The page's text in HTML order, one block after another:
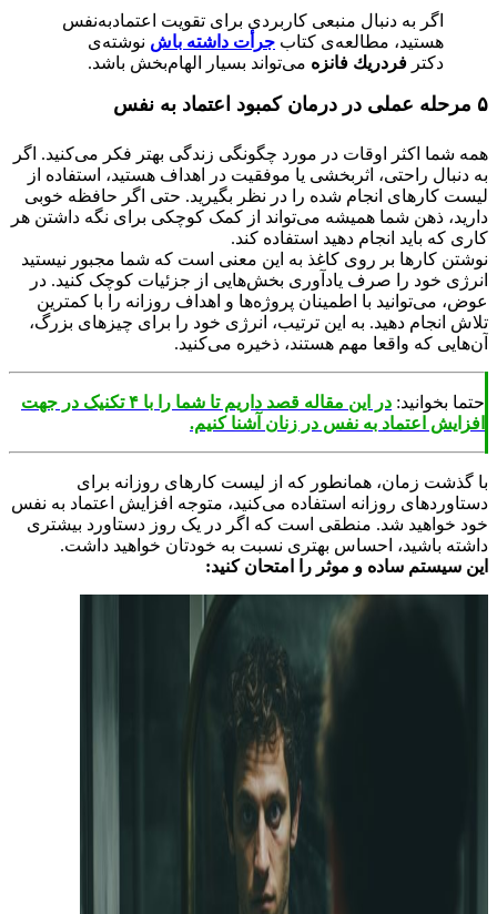
اگر به دنبال منبعی کاربردی برای تقویت اعتمادبه‌نفس
هستید، مطالعه‌ی کتاب جرأت داشته باش نوشته‌ی
دكترفردريك فانزهمی‌تواند بسیار الهام‌بخش باشد.
شما اکثر اوقات در مورد چگونگی زندگی بهتر فکر می‌کنید. اگر
راحتی، اثربخشی یا موفقیت در اهداف هستید، استفاده از
کارهای انجام شده را در نظر بگیرید. حتی اگر حافظه خوبی
ذهن شما همیشه می‌تواند از کمک کوچکی برای نگه داشتن هر
که باید انجام دهید استفاده کند.
کارها بر روی کاغذ به این معنی است که شما مجبور نیستید
خود را صرف یادآوری بخش‌هایی از جزئیات کوچک کنید. در
می‌توانید با اطمینان پروژه‌ها و اهداف روزانه را با کمترین
انجام دهید. به این ترتیب، انرژی خود را برای چیزهای بزرگ،
که واقعا مهم هستند، ذخیره می‌کنید.
بخوانید:
در این مقاله قصد داریم تا شما را با ۴ تکنیک در جهت
اعتماد به نفس در زنان آشنا کنیم.
زمان، همانطور که از لیست کارهای روزانه برای
روزانه استفاده می‌کنید، متوجه افزایش اعتماد به نفس
خواهید شد. منطقی است که اگر در یک روز دستاورد بیشتری
باشید، احساس بهتری نسبت به خودتان خواهید داشت.
سیستم ساده و موثر را امتحان کنید: